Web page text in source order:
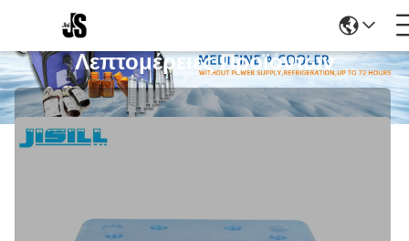
Λεπτομέρειες Προϊόντων